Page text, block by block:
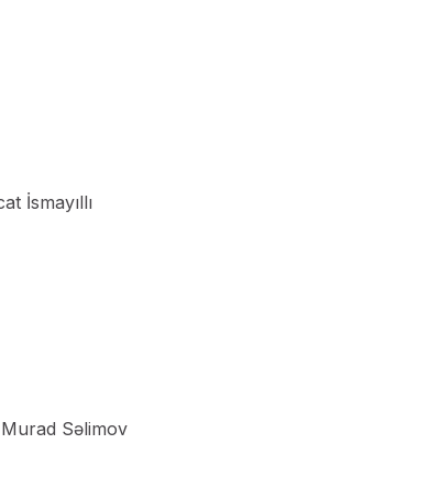
İsmayıllı
Səlimov